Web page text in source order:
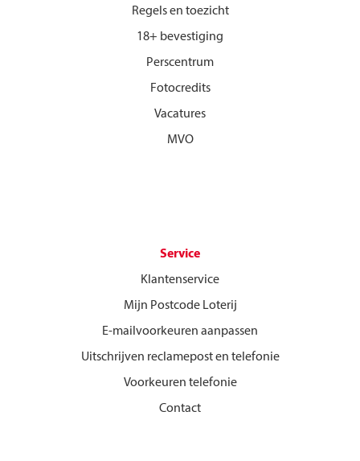
Regels en toezicht
18+ bevestiging
Perscentrum
Fotocredits
Vacatures
MVO
Service
Klantenservice
Mijn Postcode Loterij
E-mailvoorkeuren aanpassen
Uitschrijven reclamepost en telefonie
Voorkeuren telefonie
Contact